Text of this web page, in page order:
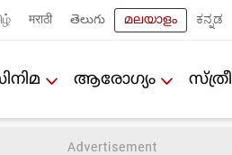
मराठी తెలుగు മലയാളം ಕನ್ನಡ
ആരോഗ്യം സ്ത്രീ